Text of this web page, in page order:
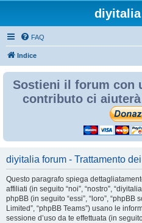
FAQ
Indice
Sostieni il forum con
contributo ci
diyitalia forum - Trattamento
Questo paragrafo spiega
affiliati (in seguito “noi”, “nostro”,
phpBB (in seguito “essi”, “loro”, “phpBB
Limited”, “phpBB Teams”) usano le
sessione d’uso da te effettuata (in